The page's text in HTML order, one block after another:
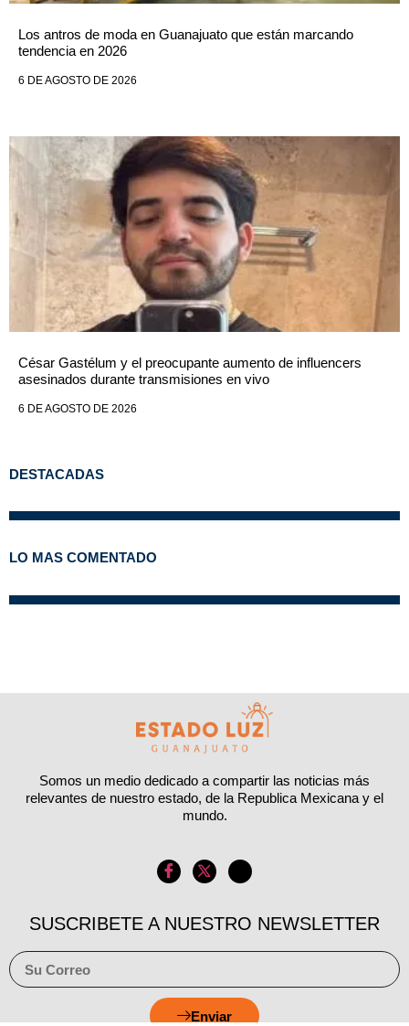
Los antros de moda en Guanajuato que están marcando
tendencia en 2026
6 DE AGOSTO DE 2026
César Gastélum y el preocupante aumento de influencers
asesinados durante transmisiones en vivo
6 DE AGOSTO DE 2026
DESTACADAS
LO MAS COMENTADO
Somos un medio dedicado a compartir las noticias más
relevantes de nuestro estado, de la Republica Mexicana y el
mundo.
SUSCRIBETE A NUESTRO NEWSLETTER
Enviar